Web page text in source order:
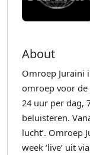
About
Omroep Juraini
omroep voor
24 uur per dag,
beluisteren.
lucht’. Omroep
week ‘live’ uit